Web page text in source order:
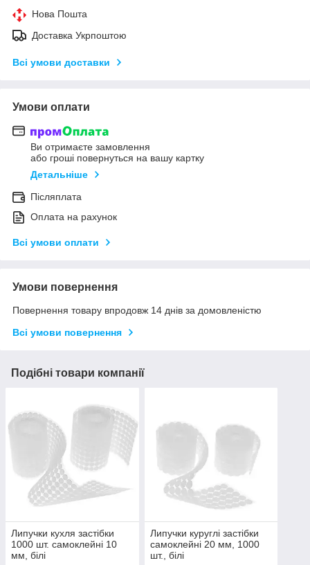
Нова Пошта
Доставка Укрпоштою
Всі умови доставки
Умови оплати
Ви отримаєте замовлення
або гроші повернуться на вашу картку
Детальніше
Післяплата
Оплата на рахунок
Всі умови оплати
Умови повернення
Повернення товару впродовж 14 днів за домовленістю
Всі умови повернення
Подібні товари компанії
Липучки кухля застібки
1000 шт. самоклейні 10
мм, білі
Липучки куруглі застібки
самоклейні 20 мм, 1000
шт., білі